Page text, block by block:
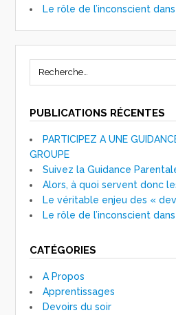
Le rôle de l’inconscient
PUBLICATIONS RÉCENTES
PARTICIPEZ A UNE
GROUPE
Suivez la Guidance
Alors, à quoi servent donc
Le véritable enjeu des «
Le rôle de l’inconscient
CATÉGORIES
A Propos
Apprentissages
Devoirs du soir